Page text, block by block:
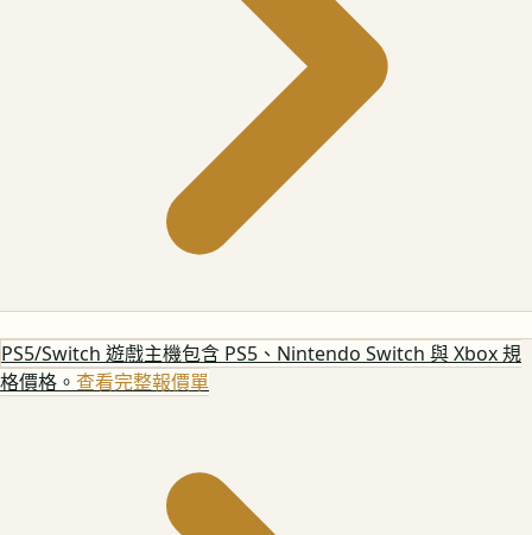
PS5/Switch 遊戲主機包含 PS5、Nintendo Switch 與 Xbox 規
格價格。 查看完整報價單